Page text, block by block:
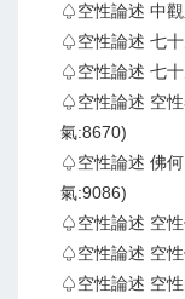
♤空性論述 中
♤空性論述 七
♤空性論述 七
♤空性論述 空
氣:8670)
♤空性論述 佛
氣:9086)
♤空性論述 空
♤空性論述 空
♤空性論述 空